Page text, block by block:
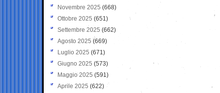
Novembre 2025 (668)
Ottobre 2025 (651)
Settembre 2025 (662)
Agosto 2025 (669)
Luglio 2025 (671)
Giugno 2025 (573)
Maggio 2025 (591)
Aprile 2025 (622)